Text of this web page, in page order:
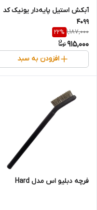
آبکش استیل پایه‌دار یونیک کد
4099
1,187,000
22%
915,000
افزودن به سبد
فرچه دبلیو اس مدل Hard